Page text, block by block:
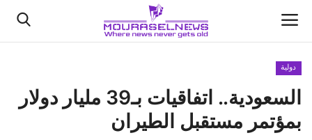
الأخبار
كتّابنا
دولية
السعودية.. اتفاقيات بـ39 مليار دولار
بمؤتمر مستقبل الطيران